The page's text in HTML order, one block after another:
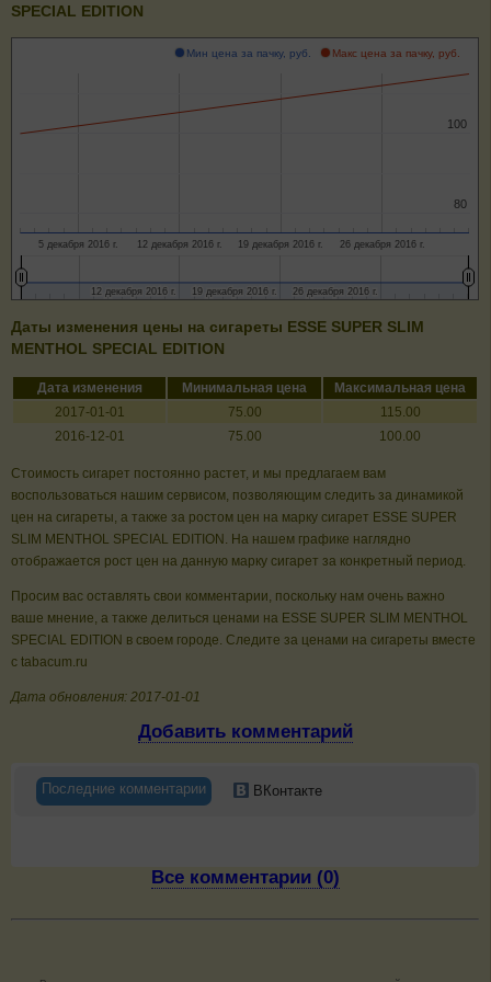
SPECIAL EDITION
Мин цена за пачку, руб. Макс цена за пачку, руб.
5 декабря 2016 г. 12 декабря 2016 г. 19 декабря 2016 г. 26 декабря 2016 г.
80
80
100
100
12 декабря 2016 г.
12 декабря 2016 г. 19 декабря 2016 г.
19 декабря 2016 г. 26 декабря 2016 г.
26 декабря 2016 г.
Даты изменения цены на сигареты ESSE SUPER SLIM
MENTHOL SPECIAL EDITION
Дата изменения Минимальная цена
Максимальная цена
2017-01-01
75.00
115.00
2016-12-01
75.00 100.00
Стоимость сигарет постоянно растет, и мы предлагаем вам
воспользоваться нашим сервисом, позволяющим следить за динамикой
цен на сигареты, а также за ростом цен на марку сигарет ESSE SUPER
SLIM MENTHOL SPECIAL EDITION. На нашем графике наглядно
отображается рост цен на данную марку сигарет за конкретный период.
Просим вас оставлять свои комментарии, поскольку нам очень важно
ваше мнение, а также делиться ценами на ESSE SUPER SLIM MENTHOL
SPECIAL EDITION в своем городе. Следите за ценами на сигареты вместе
с tabacum.ru
Дата обновления: 2017-01-01
Добавить комментарий
Последние комментарии ВКонтакте
Все комментарии (0)